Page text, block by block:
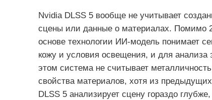
Nvidia DLSS 5 вообще не учитывает
сцены или данные о материалах. Помимо
основе технологии ИИ-модель понимает
кожу и условия освещения, и для анализа
этом система не считывает
свойства материалов, хотя из
DLSS 5 анализирует сцену гораздо